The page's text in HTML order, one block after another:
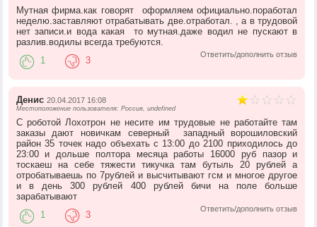
Мутная фирма.как говорят оформляем официально.поработал
неделю.заставляют отрабатывать две.отработал. , а в трудовой
нет записи.и вода какая то мутная.даже водил не пускают в
разлив.водилы всегда требуются.
Ответить/дополнить отзыв
1 3
Денис 20.04.2017 16:08
Местоположение пользователя: Россия, undefined
С роботой Лохотрон не несите им трудовые не работайте там
заказы дают новичкам северный западный ворошиловский
район 35 точек надо объехать с 13:00 до 2100 приходилось до
23:00 и дольше полтора месяца работы 16000 руб пазор и
тоскаеш на себе тяжести тикучка там бутыль 20 рублей а
отробатываешь по 7рублей и высчитывают гсм и многое другое
и в день 300 рублей 400 рублей бичи на поле больше
зарабатывают
Ответить/дополнить отзыв
1 3